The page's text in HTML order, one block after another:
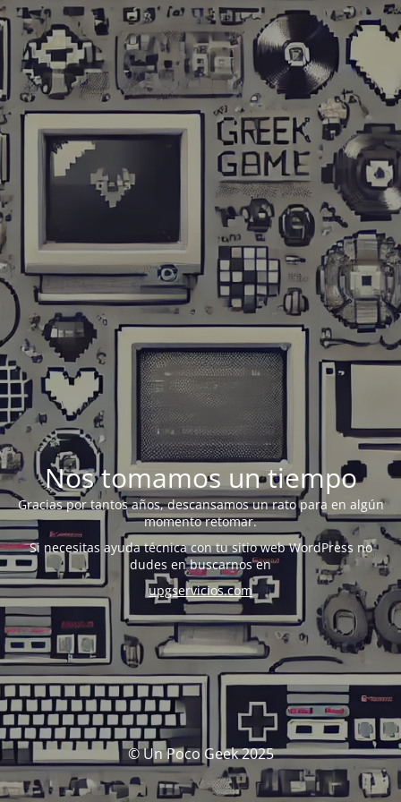
Nos tomamos un tiempo
Gracias por tantos años, descansamos un rato para en algún
momento retomar.
Si necesitas ayuda técnica con tu sitio web WordPress no
dudes en buscarnos en
upgservicios.com
© Un Poco Geek 2025